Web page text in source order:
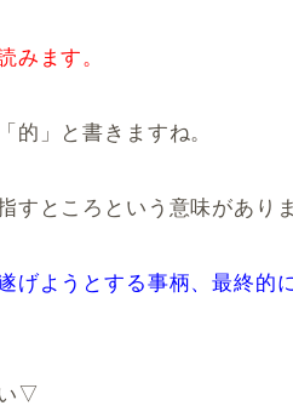
みます。
的」と書きますね。
すところという意味がありま
げようとする事柄、最終的
▽